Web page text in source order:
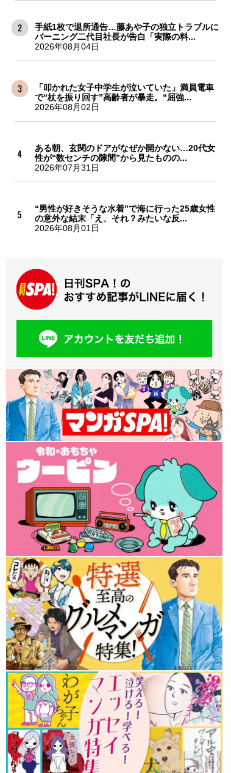
手紙1枚で退所通告…藤あや子の独立トラブルに
バーニング二代目社長が告白「実際の料...
2026年08月04日
「叩かれた女子中学生が泣いていた」満員電車
で“杖を振り回す”高齢者が暴走。“屈強...
2026年08月02日
ある朝、玄関のドアがなぜか開かない…20代女
性が“数センチの隙間”から見たものの...
2026年07月31日
“男性が好きそうな水着”で海に行った25歳女性
の意外な結末「え、それ？みたいな反...
2026年08月01日